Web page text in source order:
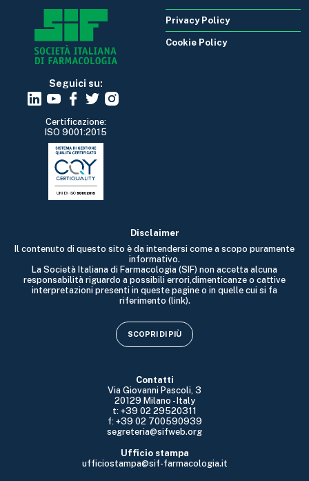
Seguici su:
Certificazione:
ISO 9001:2015
Contatti
Via Giovanni Pascoli, 3
20129 Milano - Italy
t: +39 02 29520311
f: +39 02 700590939
segreteria@sifweb.org
Ufficio stampa
ufficiostampa@sif-farmacologia.it
Disclaimer
Il contenuto di questo sito è da intendersi come a scopo puramente
informativo.
La Società Italiana di Farmacologia (SIF) non accetta alcuna
responsabilità riguardo a possibili errori,dimenticanze o cattive
interpretazioni presenti in queste pagine o in quelle cui si fa
riferimento (link).
SCOPRI DI PIÙ
Privacy Policy
Cookie Policy